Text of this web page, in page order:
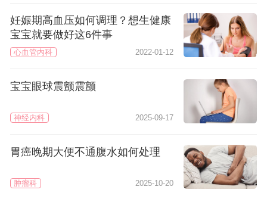
妊娠期高血压如何调理？想生健康
宝宝就要做好这6件事
心血管内科 2022-01-12
宝宝眼球震颤震颤
神经内科 2025-09-17
胃癌晚期大便不通腹水如何处理
肿瘤科 2025-10-20